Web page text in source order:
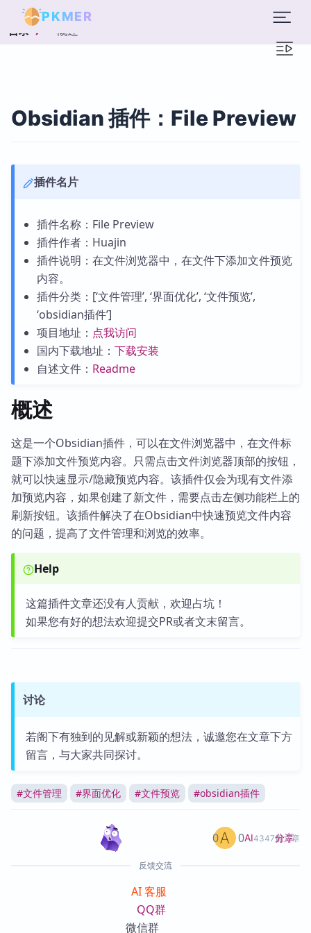
PKMER
目录 概述
Obsidian 插件：File Preview
插件名片
插件名称：File Preview
插件作者：Huajin
插件说明：在文件浏览器中，在文件下添加文件预览
内容。
插件分类：[‘文件管理’, ‘界面优化’, ‘文件预览’,
‘obsidian插件’]
项目地址： 点我访问
国内下载地址： 下载安装
自述文件： Readme
概述
这是一个Obsidian插件，可以在文件浏览器中，在文件标
题下添加文件预览内容。只需点击文件浏览器顶部的按钮，
就可以快速显示/隐藏预览内容。该插件仅会为现有文件添
加预览内容，如果创建了新文件，需要点击左侧功能栏上的
刷新按钮。该插件解决了在Obsidian中快速预览文件内容
的问题，提高了文件管理和浏览的效率。
Help
这篇插件文章还没有人贡献，欢迎占坑！
如果您有好的想法欢迎提交PR或者文末留言。
讨论
若阁下有独到的见解或新颖的想法，诚邀您在文章下方
留言，与大家共同探讨。
#文件管理 #界面优化 #文件预览 #obsidian插件
AI4347篇文章
0 0 分享
反馈交流
AI 客服
QQ群
微信群